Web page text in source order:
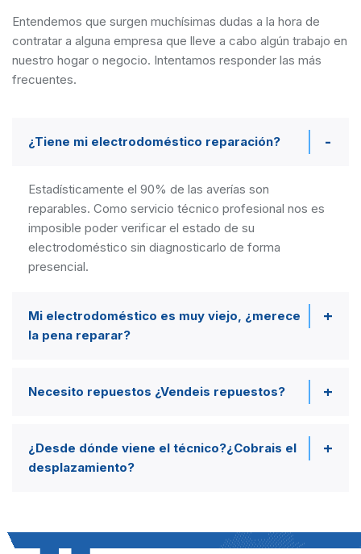
Entendemos que surgen muchísimas dudas a la hora de
contratar a alguna empresa que lleve a cabo algún trabajo en
nuestro hogar o negocio. Intentamos responder las más
frecuentes.
¿Tiene mi electrodoméstico reparación?
Estadísticamente el 90% de las averías son
reparables. Como servicio técnico profesional nos es
imposible poder verificar el estado de su
electrodoméstico sin diagnosticarlo de forma
presencial.
Mi electrodoméstico es muy viejo, ¿merece
la pena reparar?
Necesito repuestos ¿Vendeis repuestos?
¿Desde dónde viene el técnico?¿Cobrais el
desplazamiento?